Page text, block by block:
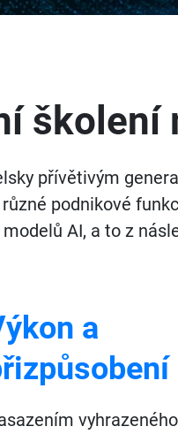
školení
přívětivým
podnikové
AI, a to z
a
vyhrazeného